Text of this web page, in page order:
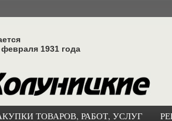
февраля 1931 года
ТОВАРОВ, РАБОТ, УСЛУГ